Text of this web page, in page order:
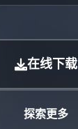
在线下载
探索更多